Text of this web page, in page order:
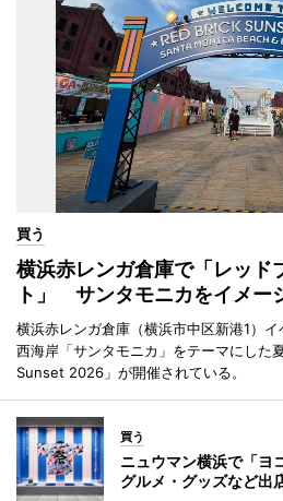
買う
横浜赤レンガ倉庫で「レッド
ト」 サンタモニカをイメ
横浜赤レンガ倉庫（横浜市中区新港1）
西海岸「サンタモニカ」をテーマにした
Sunset 2026」が開催されている。
買う
ニュウマン横浜で「
グルメ・グッズなど出